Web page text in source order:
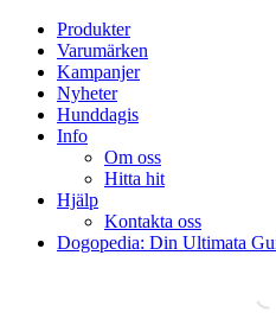
Produkter
Varumärken
Kampanjer
Nyheter
Hunddagis
Info
Om oss
Hitta hit
Hjälp
Kontakta oss
Dogopedia: Din Ultimata